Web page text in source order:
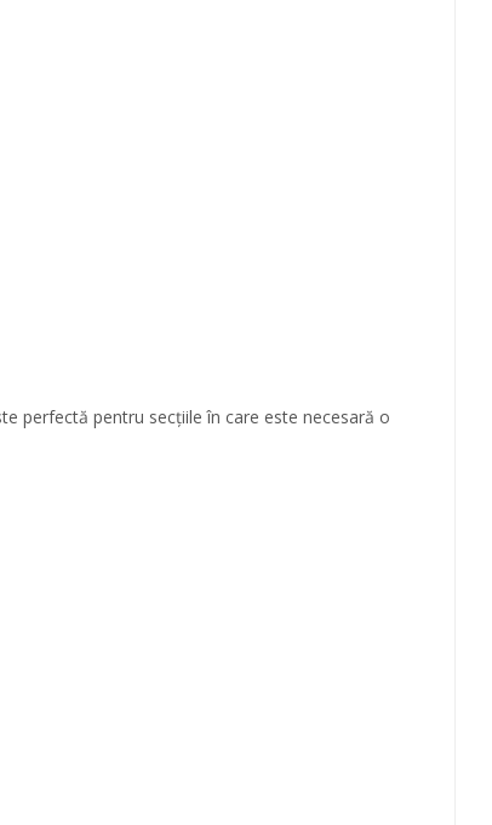
perfectă pentru secțiile în care este necesară o